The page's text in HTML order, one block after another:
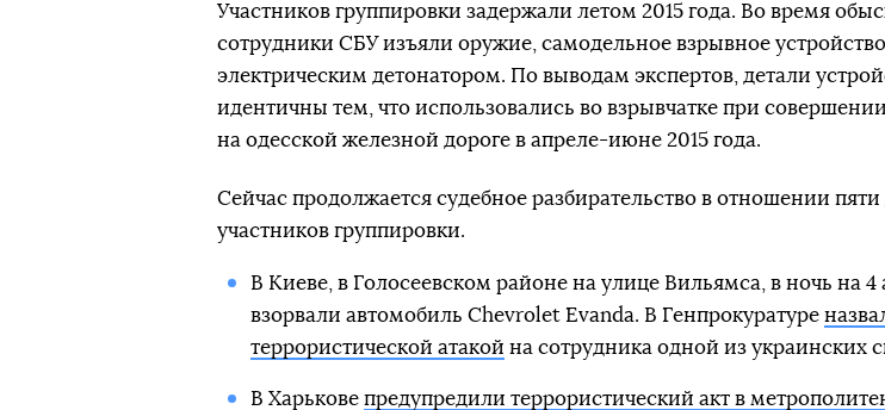
Участников группировки задержали летом 2015 года. Во время
сотрудники СБУ изъяли оружие, самодельное взрывное
электрическим детонатором. По выводам экспертов, детали
идентичны тем, что использовались во взрывчатке при
на одесской железной дороге в апреле-июне 2015 года.
Сейчас продолжается судебное разбирательство в отношении пяти
участников группировки.
В Киеве, в Голосеевском районе на улице Вильямса, в ночь на 4
взорвали автомобиль Chevrolet Evanda. В Генпрокуратуре
террористической атакой на сотрудника одной из украинских
В Харькове предупредили террористический акт в